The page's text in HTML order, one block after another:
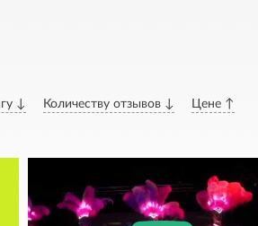
↓ Количеству отзывов ↓ Цене ↑